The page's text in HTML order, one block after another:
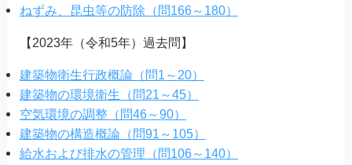
ねずみ、昆虫等の防除（問166～180）
【2023年（令和5年）過去問】
建築物衛生行政概論（問1～20）
建築物の環境衛生（問21～45）
空気環境の調整（問46～90）
建築物の構造概論（問91～105）
給水および排水の管理（問106～140）